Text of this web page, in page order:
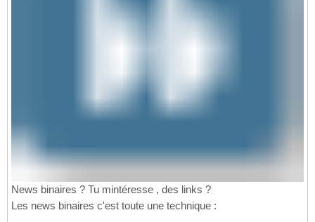
News binaires ? Tu mintéresse , des links ?
Les news binaires c'est toute une technique :